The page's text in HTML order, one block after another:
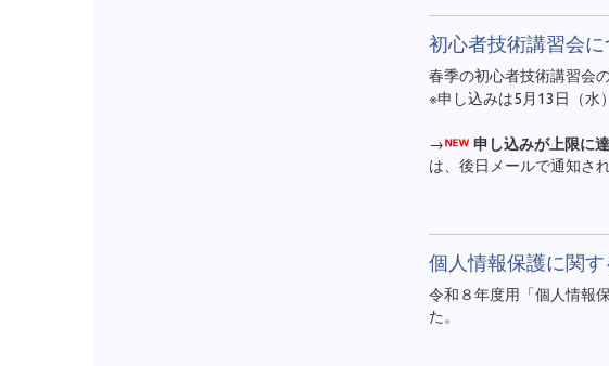
初心者技術講習会に
春季の初心者技術講習会
※申し込みは5月13日（水
→ 申し込みが上限に
は、後日メールで通知され
個人情報保護に関す
令和８年度用「個人情報
た。